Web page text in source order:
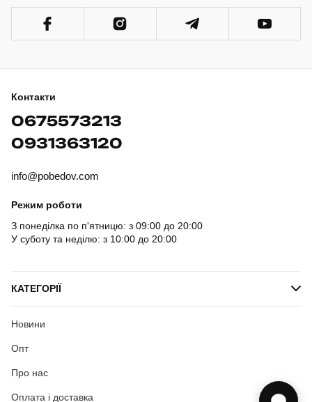
Контакти
0675573213
0931363120
info@pobedov.com
Режим роботи
З понеділка по п'ятницю: з 09:00 до 20:00
У суботу та неділю: з 10:00 до 20:00
КАТЕГОРІЇ
Новини
Опт
Про нас
Оплата і доставка